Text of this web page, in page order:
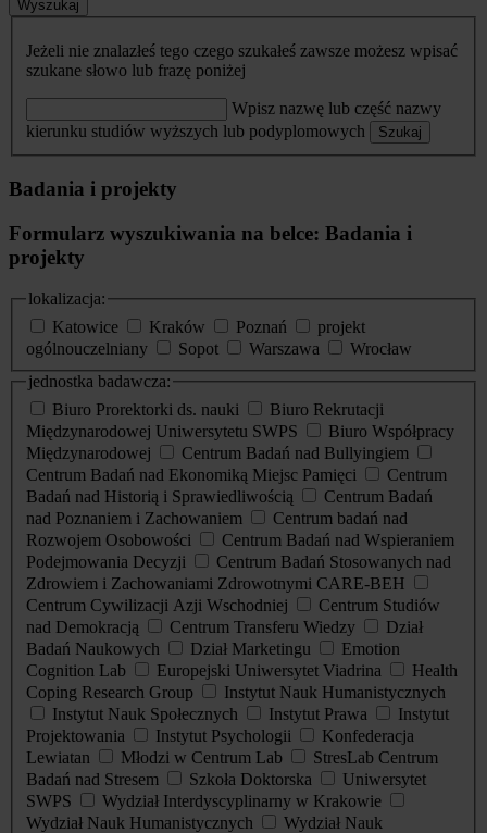
Wyszukaj
Jeżeli nie znalazłeś tego czego szukałeś zawsze możesz wpisać
szukane słowo lub frazę poniżej
Wpisz nazwę lub część nazwy
kierunku studiów wyższych lub podyplomowych
Szukaj
Badania i projekty
Formularz wyszukiwania na belce: Badania i
projekty
lokalizacja:
Katowice
Kraków Poznań
projekt
ogólnouczelniany
Sopot Warszawa
Wrocław
jednostka badawcza:
Biuro Prorektorki ds. nauki
Biuro Rekrutacji
Międzynarodowej Uniwersytetu SWPS
Biuro Współpracy
Międzynarodowej
Centrum Badań nad Bullyingiem
Centrum Badań nad Ekonomiką Miejsc Pamięci
Centrum
Badań nad Historią i Sprawiedliwością
Centrum Badań
nad Poznaniem i Zachowaniem
Centrum badań nad
Rozwojem Osobowości
Centrum Badań nad Wspieraniem
Podejmowania Decyzji
Centrum Badań Stosowanych nad
Zdrowiem i Zachowaniami Zdrowotnymi CARE-BEH
Centrum Cywilizacji Azji Wschodniej
Centrum Studiów
nad Demokracją
Centrum Transferu Wiedzy
Dział
Badań Naukowych
Dział Marketingu
Emotion
Cognition Lab
Europejski Uniwersytet Viadrina
Health
Coping Research Group
Instytut Nauk Humanistycznych
Instytut Nauk Społecznych
Instytut Prawa
Instytut
Projektowania
Instytut Psychologii
Konfederacja
Lewiatan
Młodzi w Centrum Lab
StresLab Centrum
Badań nad Stresem
Szkoła Doktorska
Uniwersytet
SWPS
Wydział Interdyscyplinarny w Krakowie
Wydział Nauk Humanistycznych
Wydział Nauk